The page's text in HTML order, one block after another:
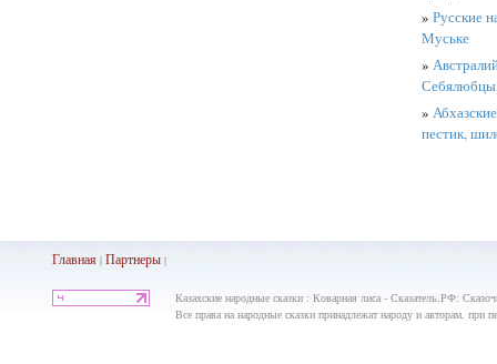
» Русские
Муське
»
Себялюбцы
»
пестик,
Главная| Партнеры|
Казахские народные сказки : Коварная лиса - Сказатель.РФ:
Все права на народные сказки принадлежат народу и авторам, при